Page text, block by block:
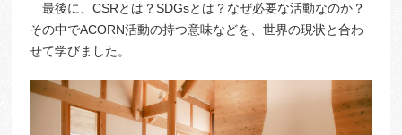
最後に、CSRとは？SDGsとは？なぜ必要な活動なのか？
その中でACORN活動の持つ意味などを、世界の現状と合わ
せて学びました。